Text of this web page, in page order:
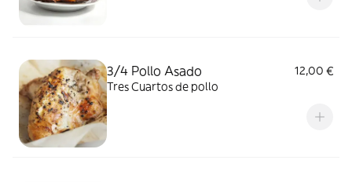
3/4 Pollo Asado
12,00 €
Tres Cuartos de pollo